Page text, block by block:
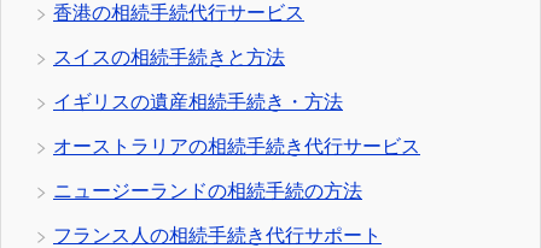
香港の相続手続代行サービス
スイスの相続手続きと方法
イギリスの遺産相続手続き・方法
オーストラリアの相続手続き代行サービス
ニュージーランドの相続手続の方法
フランス人の相続手続き代行サポート